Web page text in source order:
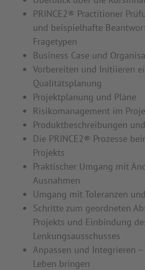
PRINCE2® Practitioner
und beispielhafte
Fragetypen
Business Case und
Vorbereiten und Initiieren
Qualitätsplanung
Projektplanung und Pläne
Risikomanagement im
Produktbeschreibungen
Die PRINCE2® Prozesse
Projekts
Praktischer Umgang mit
Ausnahmen
Umgang mit Toleranzen
Schritte zum geordneten
Projekts und Einbindung
Lenkungsausschusses
Anpassen und Integrieren –
Leben bringen